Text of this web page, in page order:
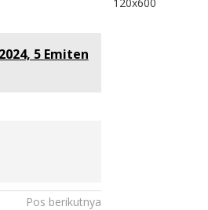
5 Emiten
Pos berikutnya